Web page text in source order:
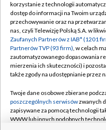
Abonament TVP
Emisja w TVP
Centrum informacji TVP
Naziemna Telewizja
Rada Programowa
System NOS
Polityka
korzystanie z technologii
dostęp do informacji na Twoim
przechowywanie oraz na
nas, czyli Telewizję Polską S.A. w
Zaufanych Partnerów z IAB* (1201
Partnerów TVP (93 firm), w celach
zautomatyzowanego dopasowania
mierzenia ich skuteczności) i
także zgody na udostępnianie przez
Twoje dane osobowe zbierane
poszczególnych serwisówzwanych
zapisywane za pomocą technologii
WWW lub innych podobnych